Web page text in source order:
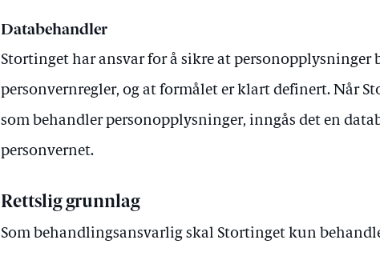
Databehandler
Stortinget har ansvar for å sikre at personopplysninger
personvernregler, og at formålet er klart definert. Når
som behandler personopplysninger, inngås det en
personvernet.
Rettslig grunnlag
Som behandlingsansvarlig skal Stortinget kun